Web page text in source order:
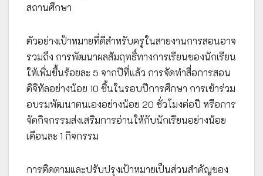
สถานศึกษา
ตัวอย่างเป้าหมายที่ดีสำหรับครูในสายงานการสอนอาจ
รวมถึง การพัฒนาผลสัมฤทธิ์ทางการเรียนของนักเรียน
ให้เพิ่มขึ้นร้อยละ 5 จากปีที่แล้ว การจัดทำสื่อการสอน
ดิจิทัลอย่างน้อย 10 ชิ้นในรอบปีการศึกษา การเข้าร่วม
อบรมพัฒนาตนเองอย่างน้อย 20 ชั่วโมงต่อปี หรือการ
จัดกิจกรรมส่งเสริมการอ่านให้กับนักเรียนอย่างน้อย
เดือนละ 1 กิจกรรม
การติดตามและปรับปรุงเป้าหมายเป็นส่วนสำคัญของ